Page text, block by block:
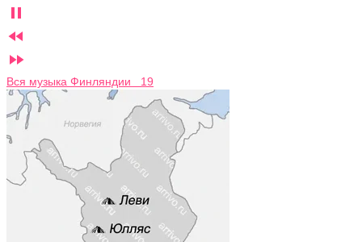



Вся музыка Финляндии 19